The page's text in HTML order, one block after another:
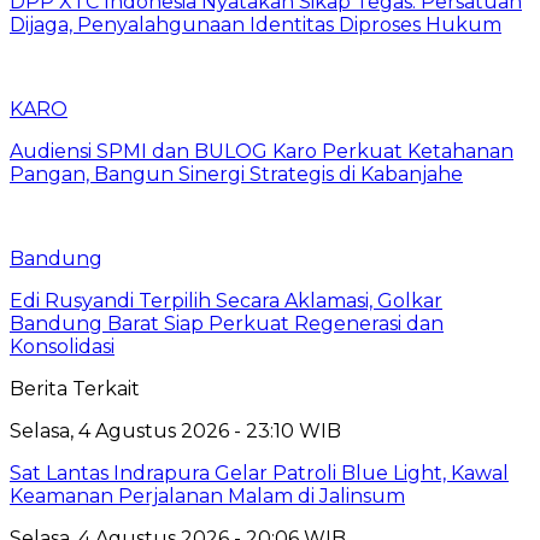
Dijaga, Penyalahgunaan Identitas Diproses Hukum
KARO
Audiensi SPMI dan BULOG Karo Perkuat Ketahanan
Pangan, Bangun Sinergi Strategis di Kabanjahe
Bandung
Edi Rusyandi Terpilih Secara Aklamasi, Golkar
Bandung Barat Siap Perkuat Regenerasi dan
Konsolidasi
Berita Terkait
Selasa, 4 Agustus 2026 - 23:10 WIB
Sat Lantas Indrapura Gelar Patroli Blue Light, Kawal
Keamanan Perjalanan Malam di Jalinsum